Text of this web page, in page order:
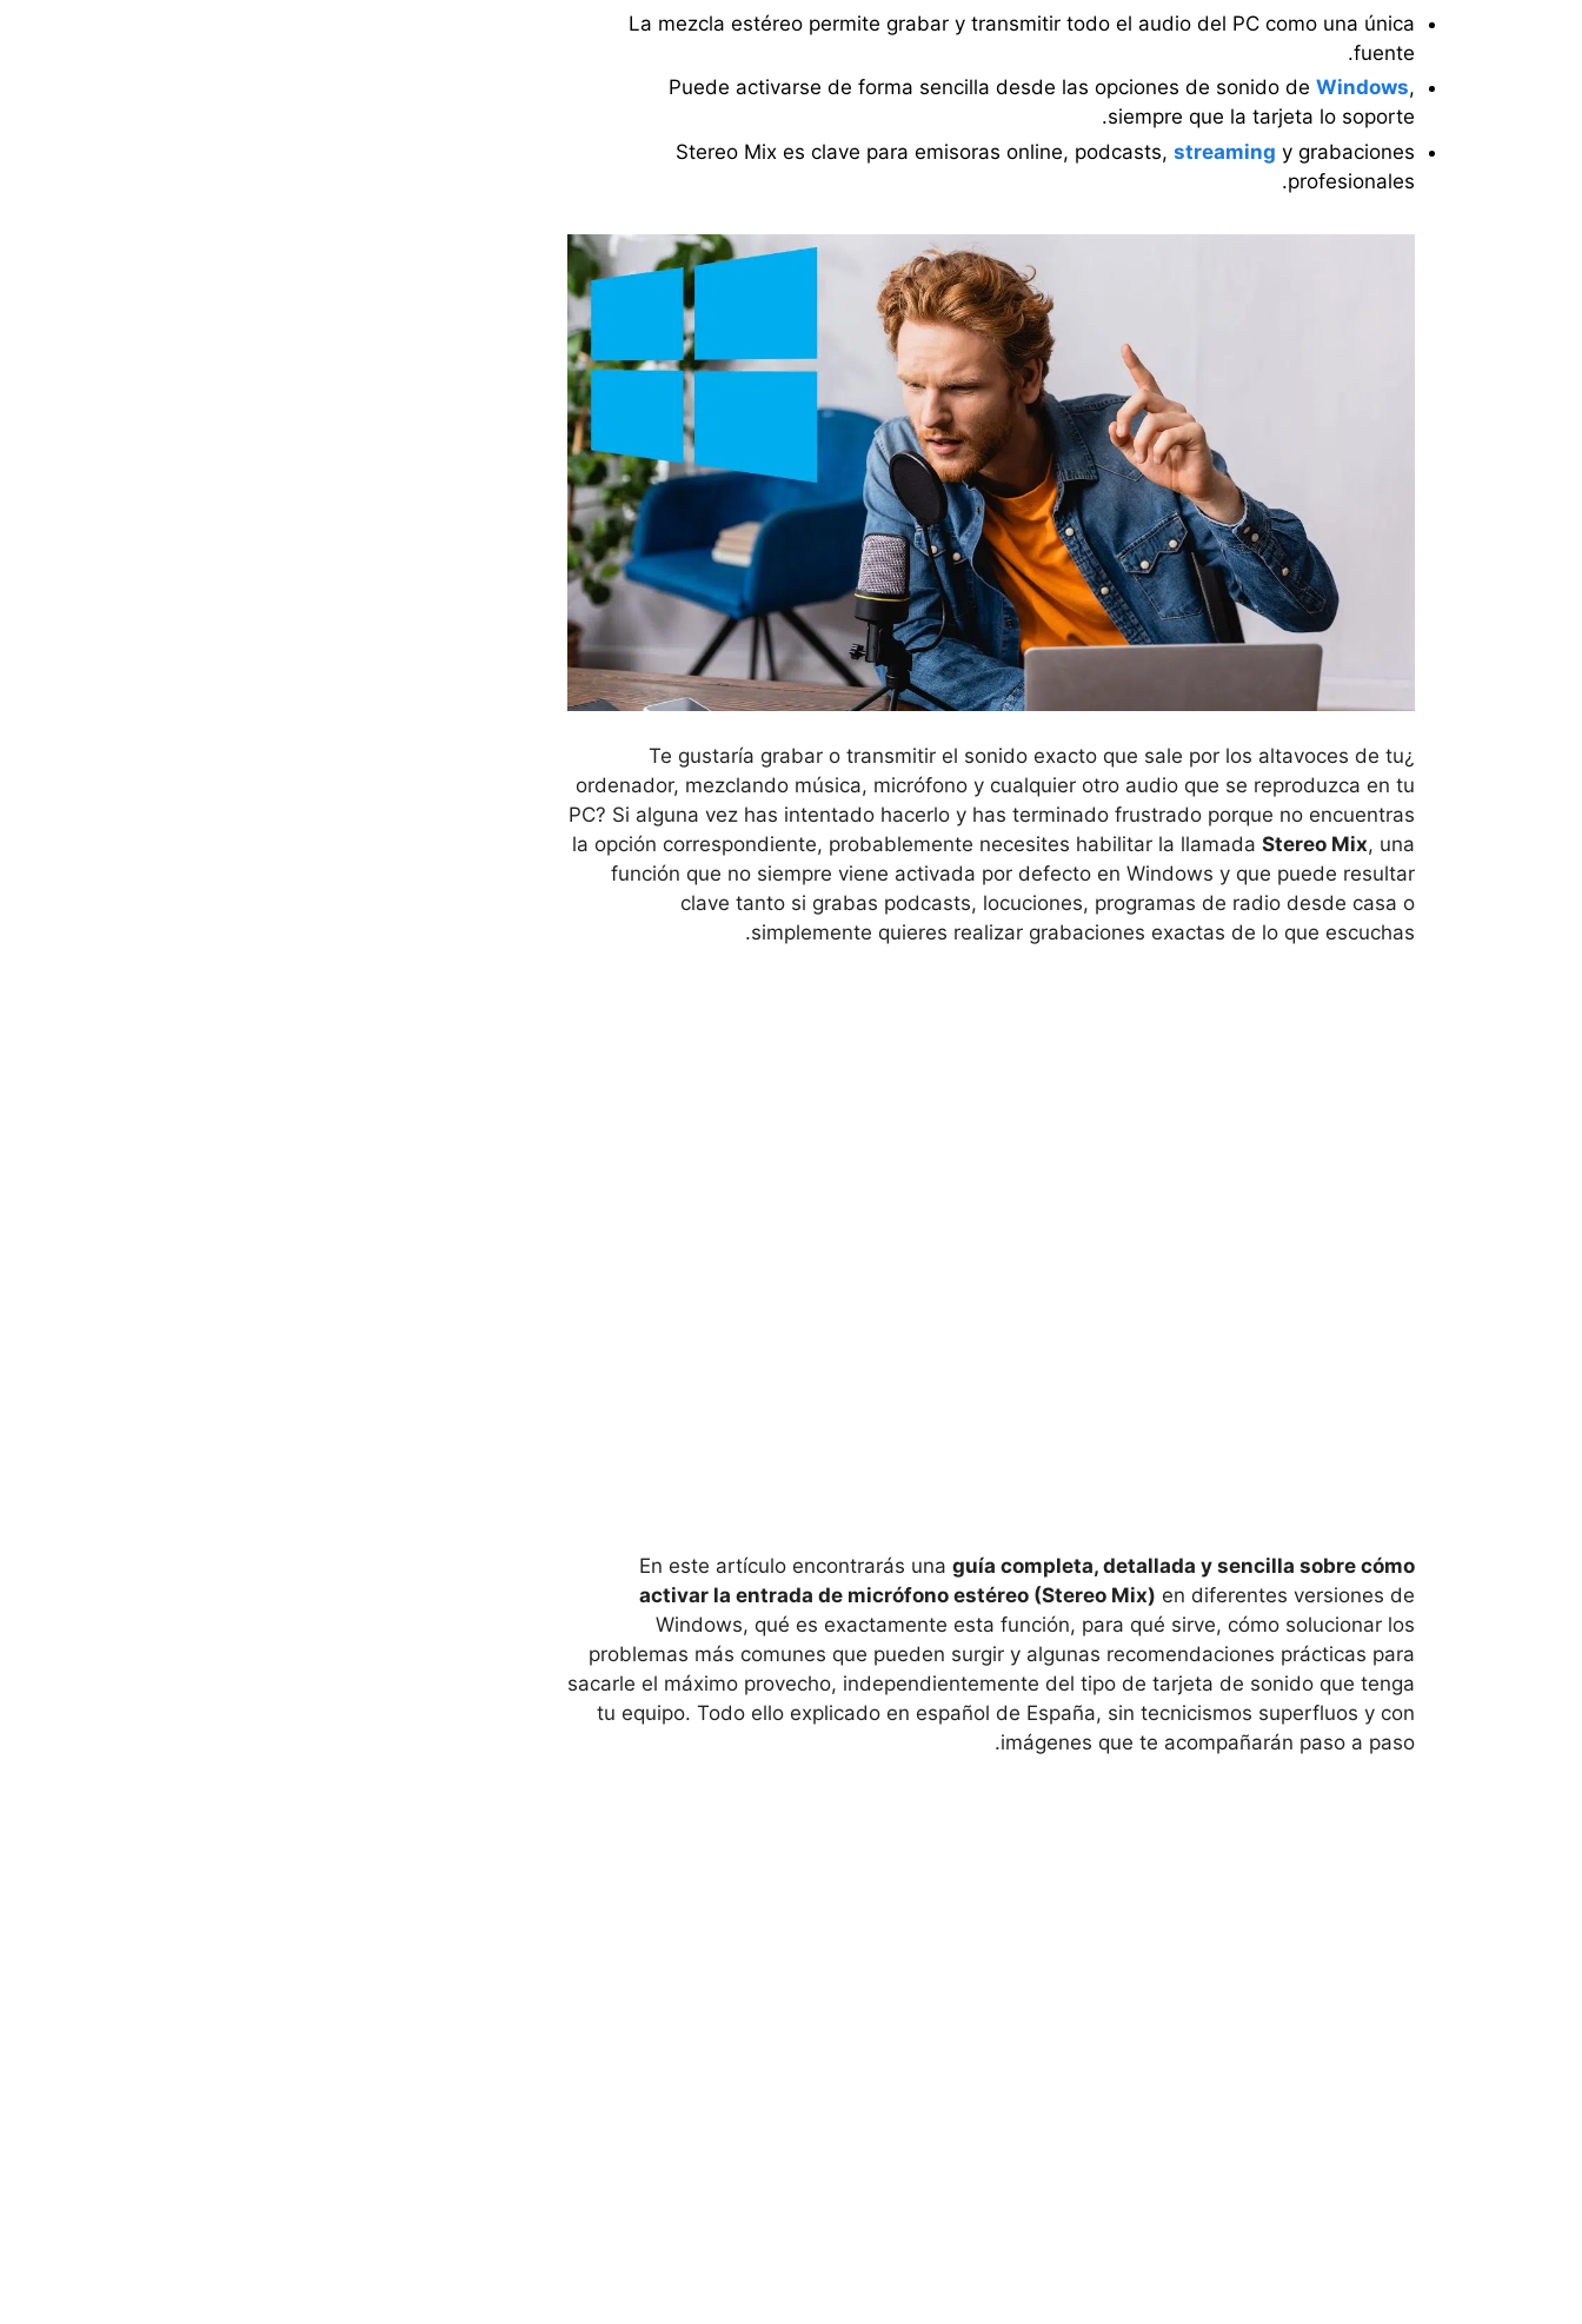
La mezcla estéreo permite grabar y transmitir todo el audio del PC como una única
fuente.
Puede activarse de forma sencilla desde las opciones de sonido de Windows,
siempre que la tarjeta lo soporte.
Stereo Mix es clave para emisoras online, podcasts, streaming y grabaciones
profesionales.
¿Te gustaría grabar o transmitir el sonido exacto que sale por los altavoces de tu
ordenador, mezclando música, micrófono y cualquier otro audio que se reproduzca en tu
PC? Si alguna vez has intentado hacerlo y has terminado frustrado porque no encuentras
la opción correspondiente, probablemente necesites habilitar la llamada Stereo Mix, una
función que no siempre viene activada por defecto en Windows y que puede resultar
clave tanto si grabas podcasts, locuciones, programas de radio desde casa o
simplemente quieres realizar grabaciones exactas de lo que escuchas.
En este artículo encontrarás una guía completa, detallada y sencilla sobre cómo
activar la entrada de micrófono estéreo (Stereo Mix) en diferentes versiones de
Windows, qué es exactamente esta función, para qué sirve, cómo solucionar los
problemas más comunes que pueden surgir y algunas recomendaciones prácticas para
sacarle el máximo provecho, independientemente del tipo de tarjeta de sonido que tenga
tu equipo. Todo ello explicado en español de España, sin tecnicismos superfluos y con
imágenes que te acompañarán paso a paso.